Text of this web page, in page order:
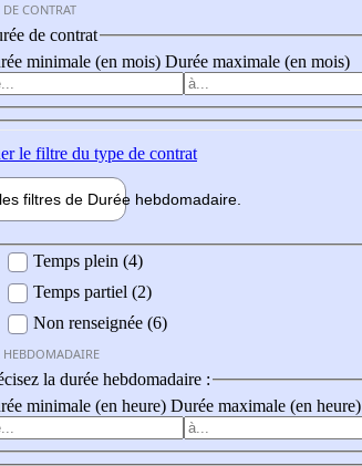
DE CONTRAT
de contrat
minimale (en mois) Durée maximale (en mois)
le filtre du type de contrat
filtres de Durée hebdomadaire
hebdomadaire
Temps plein (4)
Temps partiel (2)
Non renseignée (6)
HEBDOMADAIRE
la durée hebdomadaire :
minimale (en heure) Durée maximale (en heure)